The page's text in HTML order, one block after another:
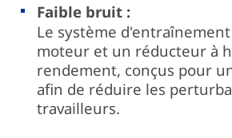
Faible bruit :
Le système
moteur et un réducteur à
rendement, conçus pour
afin de réduire les
travailleurs.